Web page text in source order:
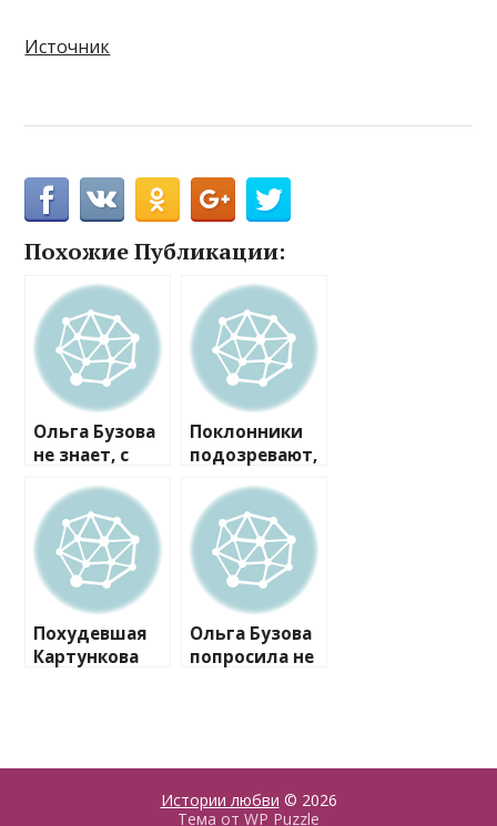
Источник
Похожие Публикации:
Ольга Бузова
не знает, с
Новый год, и
боится
писать
друзьям смс
Поклонники
подозревают,
Бузова
поехала в
Испанию к
Дмитрию
Тарасову
Похудевшая
Картункова
Ольга Бузова
попросила не
Истории любви © 2026
Тема от WP Puzzle